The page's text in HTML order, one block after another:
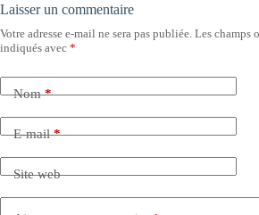
Laisser un commentaire
Votre adresse e-mail ne sera pas publiée. Les champs
indiqués avec *
Nom*
E-mail*
Site web